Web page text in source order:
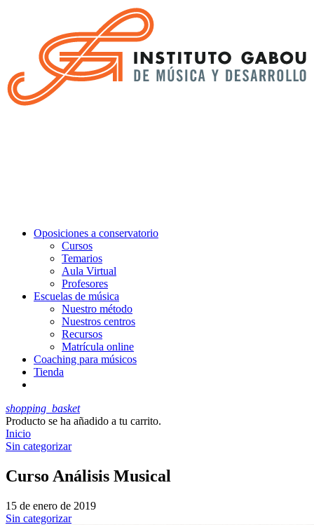
Oposiciones a conservatorio
Cursos
Temarios
Aula Virtual
Profesores
Escuelas de música
Nuestro método
Nuestros centros
Recursos
Matrícula online
Coaching para músicos
Tienda
shopping_basket
Producto se ha añadido a tu carrito.
Inicio
Sin categorizar
Curso Análisis Musical
15 de enero de 2019
Sin categorizar